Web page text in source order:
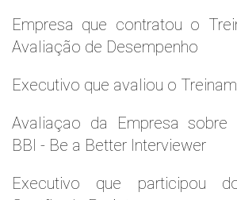
Empresa que contratou o
Avaliação de Desempenho
Executivo que avaliou o
Avaliaçao da Empresa sobre
BBI - Be a Better Interviewer
Executivo que participou